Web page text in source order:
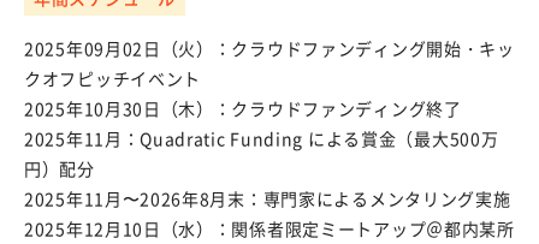
2025年09月02日（火）：クラウドファンディング開始・キッ
クオフピッチイベント
2025年10月30日（木）：クラウドファンディング終了
2025年11月：Quadratic Funding による賞金（最大500万
円）配分
2025年11月〜2026年8月末：専門家によるメンタリング実施
2025年12月10日（水）：関係者限定ミートアップ＠都内某所